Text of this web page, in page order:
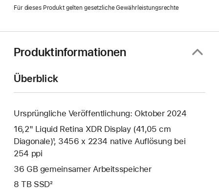
Fenster)
Für dieses Produkt gelten gesetzliche Gewährleistungsrechte
Produktinformationen
Überblick
Ursprüngliche Veröffentlichung: Oktober 2024
16,2" Liquid Retina XDR Display (41,05 cm
Diagonale)¹, 3456 x 2234 native Auflösung bei
254 ppi
36 GB gemeinsamer Arbeits­speicher
8 TB SSD²